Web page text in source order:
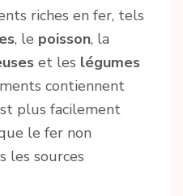
riches en fer, tels
, le poisson, la
et les légumes
contiennent
plus facilement
le fer non
les sources